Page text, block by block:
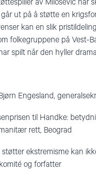
av Milošević har
ut på å støtte en
kan en slik
folkegruppene på Vest-
spilt når den hyller
Engesland,
til Handke:
rett, Beograd
ekstremisme kan
og forfatter